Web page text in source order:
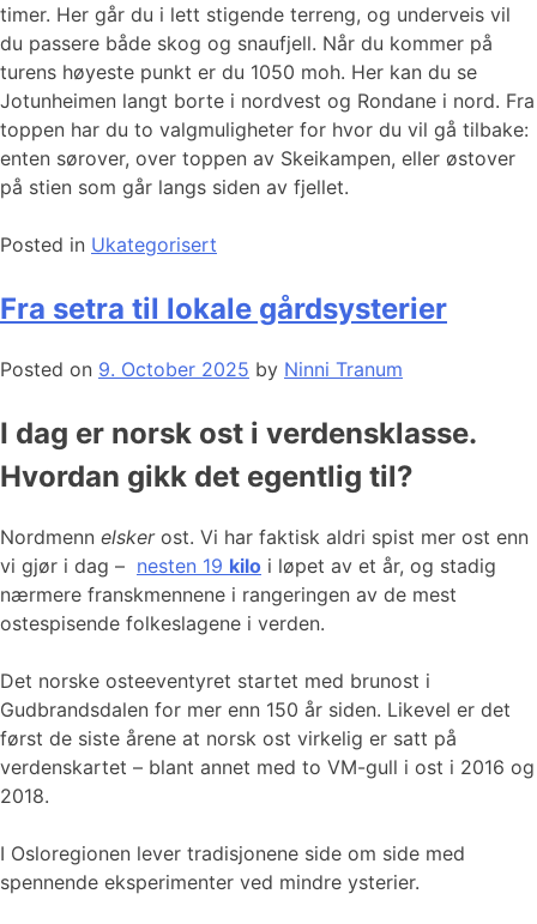
timer. Her går du i lett stigende terreng, og underveis vil
du passere både skog og snaufjell. Når du kommer på
turens høyeste punkt er du 1050 moh. Her kan du se
Jotunheimen langt borte i nordvest og Rondane i nord. Fra
toppen har du to valgmuligheter for hvor du vil gå tilbake:
enten sørover, over toppen av Skeikampen, eller østover
på stien som går langs siden av fjellet.
Posted in Ukategorisert
Fra setra til lokale gårdsysterier
Posted on 9. October 2025 by Ninni Tranum
I dag er norsk ost i verdensklasse.
Hvordan gikk det egentlig til?
Nordmenn elskerost. Vi har faktisk aldri spist mer ost enn
vi gjør i dag – nesten 19 kilo i løpet av et år, og stadig
nærmere franskmennene i rangeringen av de mest
ostespisende folkeslagene i verden.
Det norske osteeventyret startet med brunost i
Gudbrandsdalen for mer enn 150 år siden. Likevel er det
først de siste årene at norsk ost virkelig er satt på
verdenskartet – blant annet med to VM-gull i ost i 2016 og
2018.
I Osloregionen lever tradisjonene side om side med
spennende eksperimenter ved mindre ysterier.